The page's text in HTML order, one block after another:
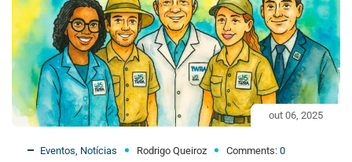
out 06, 2025
Eventos Notícias Rodrigo Queiroz Comments: 0